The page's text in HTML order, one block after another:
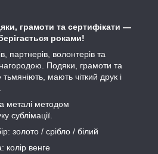
грамоти та сертифікати —
роками!
партнерів, волонтерів та
Подяки, грамоти та
мають чіткий друк і
металі методом
сублімації.
золото / срібло / білий
колір венге